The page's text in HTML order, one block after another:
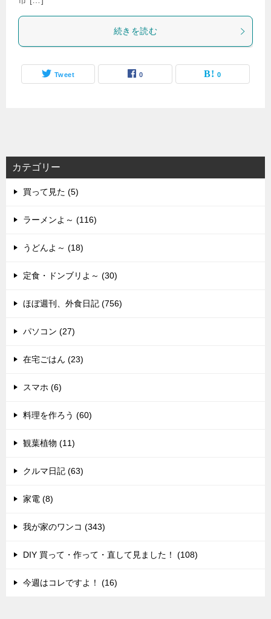
続きを読む
Tweet 0 0
カテゴリー
買って見た (5)
ラーメンよ～ (116)
うどんよ～ (18)
定食・ドンブリよ～ (30)
ほぼ週刊、外食日記 (756)
パソコン (27)
在宅ごはん (23)
スマホ (6)
料理を作ろう (60)
観葉植物 (11)
クルマ日記 (63)
家電 (8)
我が家のワンコ (343)
DIY 買って・作って・直して見ました！ (108)
今週はコレですよ！ (16)